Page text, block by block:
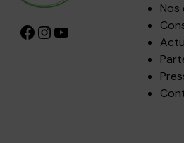
Facebook Instagram YouTube
Nos